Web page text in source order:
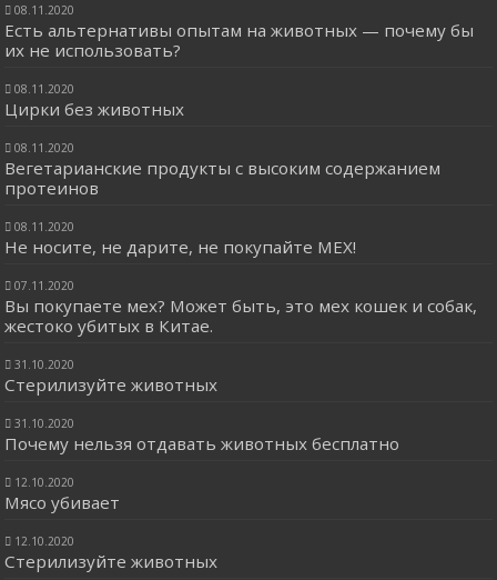
08.11.2020
Есть альтернативы опытам на животных — почему бы
их не использовать?
08.11.2020
Цирки без животных
08.11.2020
Вегетарианские продукты с высоким содержанием
протеинов
08.11.2020
Не носите, не дарите, не покупайте МЕХ!
07.11.2020
Вы покупаете мех? Может быть, это мех кошек и собак,
жестоко убитых в Китае.
31.10.2020
Стерилизуйте животных
31.10.2020
Почему нельзя отдавать животных бесплатно
12.10.2020
Мясо убивает
12.10.2020
Стерилизуйте животных